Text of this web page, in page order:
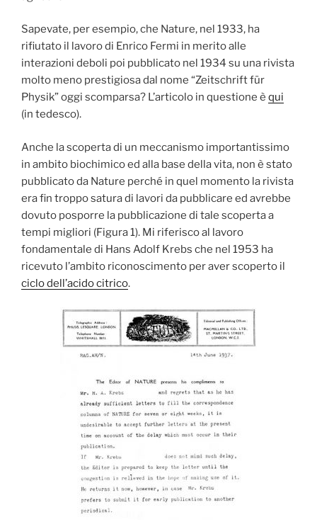
Sapevate, per esempio, che Nature, nel 1933, ha
rifiutato il lavoro di Enrico Fermi in merito alle
interazioni deboli poi pubblicato nel 1934 su una rivista
molto meno prestigiosa dal nome “Zeitschrift für
Physik” oggi scomparsa? L’articolo in questione è qui
(in tedesco).
Anche la scoperta di un meccanismo importantissimo
in ambito biochimico ed alla base della vita, non è stato
pubblicato da Nature perché in quel momento la rivista
era fin troppo satura di lavori da pubblicare ed avrebbe
dovuto posporre la pubblicazione di tale scoperta a
tempi migliori (Figura 1). Mi riferisco al lavoro
fondamentale di Hans Adolf Krebs che nel 1953 ha
ricevuto l’ambito riconoscimento per aver scoperto il
ciclo dell’acido citrico.